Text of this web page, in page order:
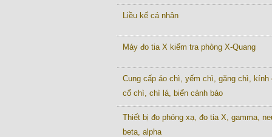
Liều kế cá nhân
Máy đo tia X kiểm tra phòng X-Quang
Cung cấp áo chì, yếm chì, găng chì, kính
cổ chì, chì lá, biển cảnh báo
Thiết bị đo phóng xạ, đo tia X, gamma,
beta, alpha